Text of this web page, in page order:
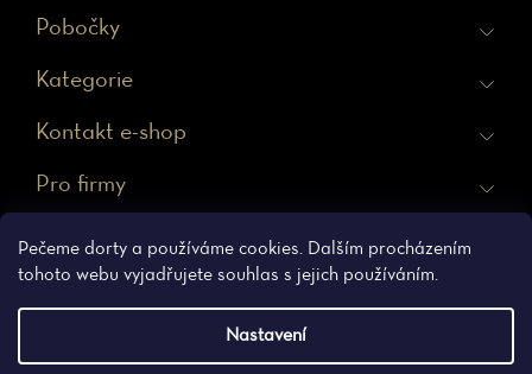
Pečeme dorty a používáme cookies. Dalším procházením
tohoto webu vyjadřujete souhlas s jejich používáním.
Nastavení
Pobočky
Kategorie
Kontakt e-shop
Pro firmy
Ochrana osobních údajů Obchodní podmínky
Vytvořil Shoptet